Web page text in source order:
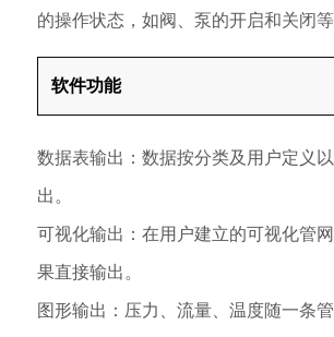
的操作状态，如阀、泵的开启和关闭等
软件功能
数据表输出：数据按分类及用户定义
出。
可视化输出：在用户建立的可视化管
果直接输出。
图形输出：压力、流量、温度随一条管